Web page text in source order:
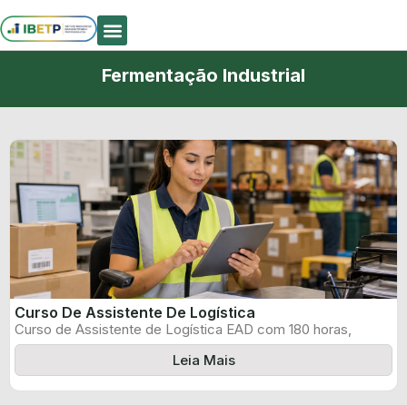
Fermentação Industrial
Curso De Assistente De Logística
Curso de Assistente de Logística EAD com 180 horas,
certificado informado pelo produtor ...
Leia Mais